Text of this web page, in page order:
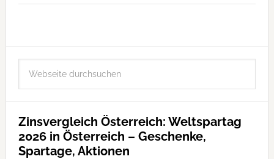
Zinsvergleich Österreich: Weltspartag
2026 in Österreich – Geschenke,
Spartage, Aktionen